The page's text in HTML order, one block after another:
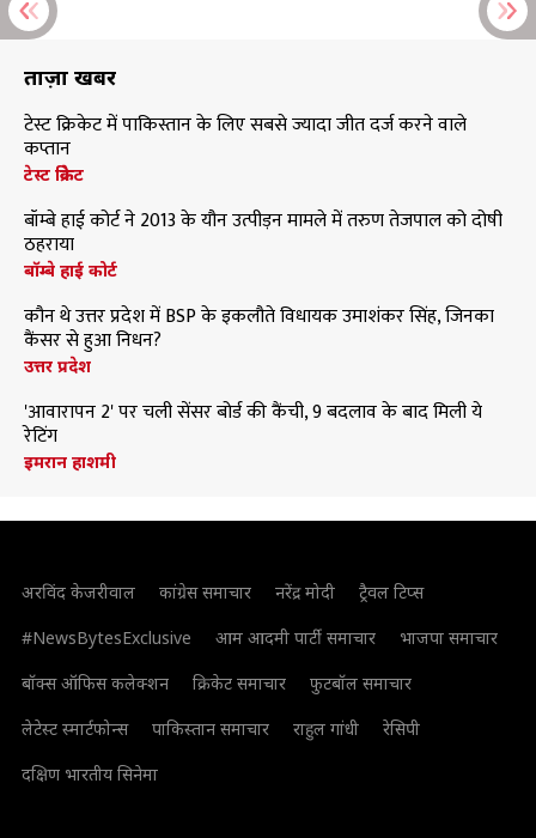
ताज़ा खबरें
टेस्ट क्रिकेट में पाकिस्तान के लिए सबसे ज्यादा जीत दर्ज करने वाले
कप्तान
टेस्ट क्रिकेट
बॉम्बे हाई कोर्ट ने 2013 के यौन उत्पीड़न मामले में तरुण तेजपाल को दोषी
ठहराया
बॉम्बे हाई कोर्ट
कौन थे उत्तर प्रदेश में BSP के इकलौते विधायक उमाशंकर सिंह, जिनका
कैंसर से हुआ निधन?
उत्तर प्रदेश
'आवारापन 2' पर चली सेंसर बोर्ड की कैंची, 9 बदलाव के बाद मिली ये
रेटिंग
इमरान हाशमी
अरविंद केजरीवाल कांग्रेस समाचार नरेंद्र मोदी
ट्रैवल टिप्स
#NewsBytesExclusive
आम आदमी पार्टी समाचार
भाजपा समाचार
बॉक्स ऑफिस कलेक्शन
क्रिकेट समाचार
फुटबॉल समाचार
लेटेस्ट स्मार्टफोन्स
पाकिस्तान समाचार राहुल गांधी
रेसिपी
दक्षिण भारतीय सिनेमा